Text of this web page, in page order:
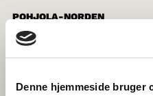
Denne hjemmeside bruger
POHJOLA-NORDEN
pohjola-norden.fi